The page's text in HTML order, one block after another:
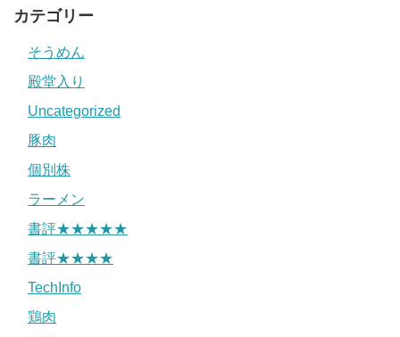
カテゴリー
そうめん
殿堂入り
Uncategorized
豚肉
個別株
ラーメン
書評★★★★★
書評★★★★
TechInfo
鶏肉